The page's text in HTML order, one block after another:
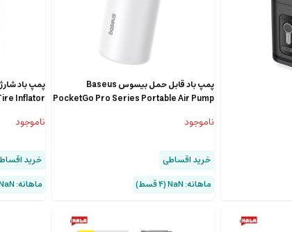
پمپ باد قابل حمل بیسوس Baseus
PocketGo Pro Series Portable Air Pump
ناموجود
خرید اقساطی
ماهانه: NaN (۴ قسط)
Inflator
ناموجود
خرید
ماهانه: NaN (۴ قسط)